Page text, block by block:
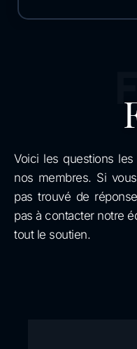
Voici les questions
nos membres. Si
pas trouvé de
pas à contacter notre
tout le soutien.